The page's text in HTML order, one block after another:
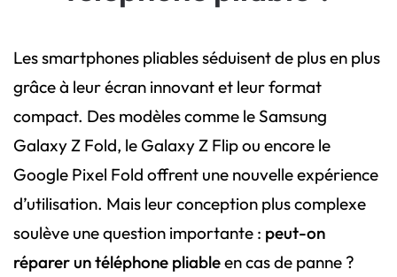
Les smartphones pliables séduisent de plus en plus
grâce à leur écran innovant et leur format
compact. Des modèles comme le Samsung
Galaxy Z Fold, le Galaxy Z Flip ou encore le
Google Pixel Fold offrent une nouvelle expérience
d’utilisation. Mais leur conception plus complexe
soulève une question importante : peut-on
réparer un téléphone pliableen cas de panne ?